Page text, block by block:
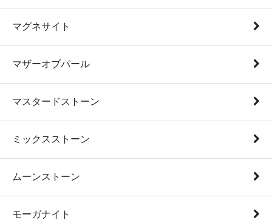
マグネサイト
マザーオブパール
マスタードストーン
ミックスストーン
ムーンストーン
モーガナイト